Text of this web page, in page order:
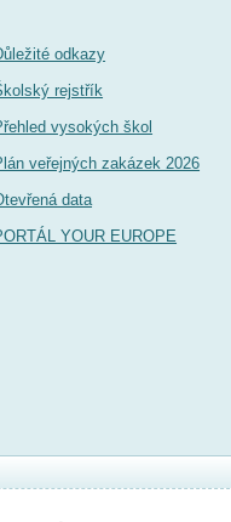
odkazy
rejstřík
vysokých škol
veřejných zakázek 2026
data
YOUR EUROPE